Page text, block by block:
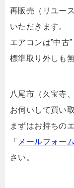
再販売（リユー
いただきます。
エアコンは”中古
標準取り外しも
八尾市（久宝寺
お伺いして買い
まずはお持ちの
「 メールフォーム
さい。